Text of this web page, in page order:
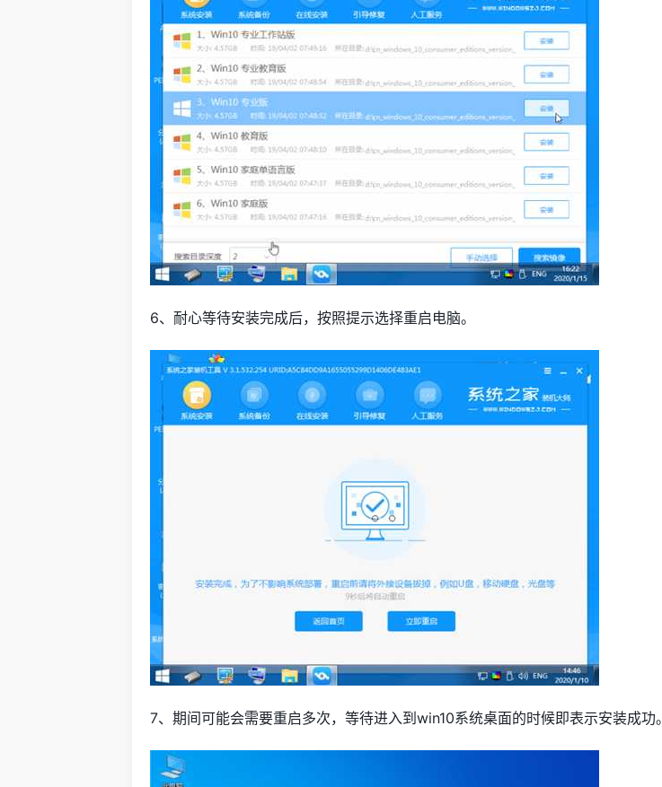
6、耐心等待安装完成后，按照提示选择重启电脑。
7、期间可能会需要重启多次，等待进入到win10系统桌面的时候即表示安装成功。